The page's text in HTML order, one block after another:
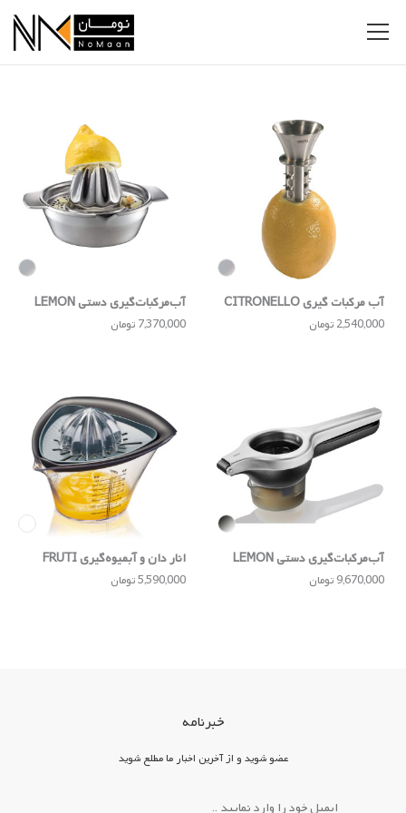
آب مرکبات ‌گیری CITRONELLO
2,540,000 تومان
آب‌مرکبات‌گیری دستی LEMON
7,370,000 تومان
آب‌مرکبات‌گیری دستی LEMON
PRO
9,670,000 تومان
انار دان و آبمیوه‌گیری FRUTI
5,590,000 تومان
خبرنامه
عضو شوید و از آخرین اخبار ما مطلع شوید